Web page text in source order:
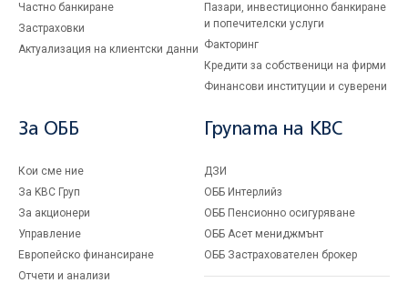
Частно банкиране
Застраховки
Актуализация на клиентски данни
Пазари, инвестиционно банкиране
и попечителски услуги
Факторинг
Кредити за собственици на фирми
Финансови институции и суверени
За ОББ
Кои сме ние
За KBC Груп
За акционери
Управление
Европейско финансиране
Отчети и анализи
Групата на KBC
ДЗИ
ОББ Интерлийз
ОББ Пенсионно осигуряване
ОББ Асет мениджмънт
ОББ Застрахователен брокер